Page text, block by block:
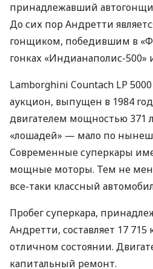
принадлежавший
До сих пор Андретти
гонщиком, победившим в
гонках «Индианаполис-500»
Lamborghini Countach LP
аукцион, выпущен в 1984
двигателем мощностью 371
«лошадей» — мало по
Современные суперкары
мощные моторы. Тем не
все-таки классный
Пробег суперкара,
Андретти, составляет 17
отличном состоянии.
капитальный ремонт.